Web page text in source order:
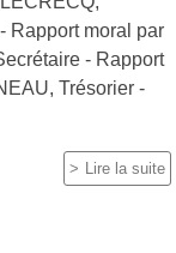
Rapport moral par
- Rapport
Trésorier -
Lire la suite